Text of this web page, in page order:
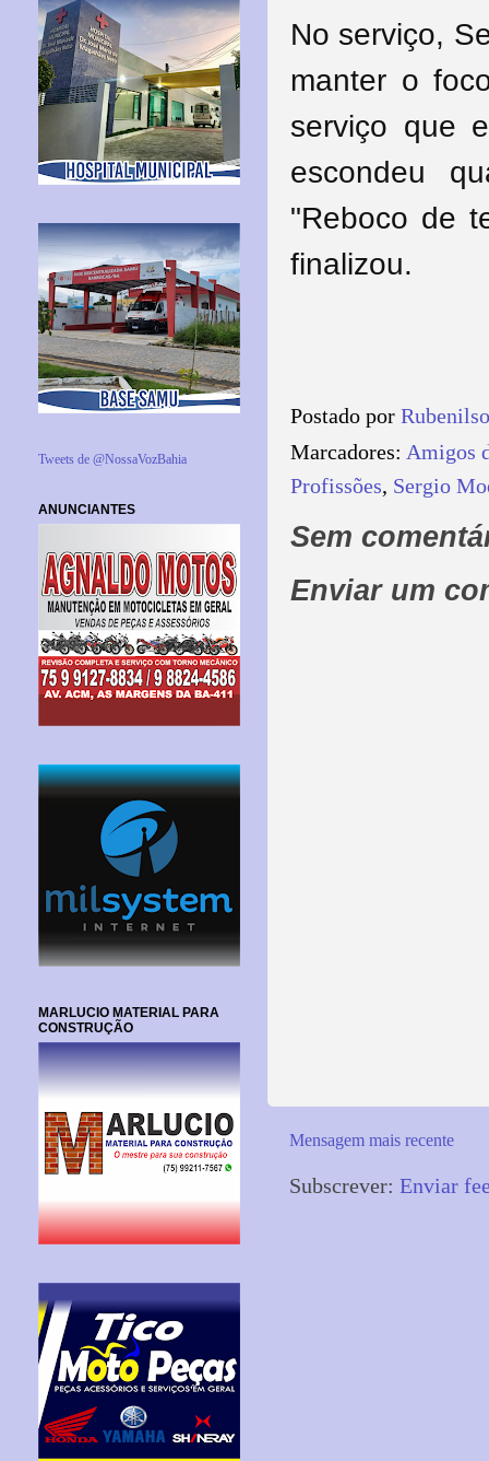
No serviço,
manter o
serviço que
escondeu
"Reboco de
finalizou.
Postado por
Marcadores: Amigos
Profissões, Sergio
Sem
Enviar um
Mensagem mais recente
Subscrever: Enviar
Tweets de @NossaVozBahia
ANUNCIANTES
MARLUCIO MATERIAL PARA
CONSTRUÇÃO